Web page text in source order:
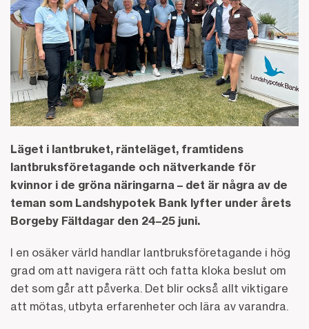
Läget i lantbruket, ränteläget, framtidens
lantbruksföretagande och nätverkande för
kvinnor i de gröna näringarna – det är några av de
teman som Landshypotek Bank lyfter under årets
Borgeby Fältdagar den 24–25 juni.
I en osäker värld handlar lantbruksföretagande i hög
grad om att navigera rätt och fatta kloka beslut om
det som går att påverka. Det blir också allt viktigare
att mötas, utbyta erfarenheter och lära av varandra.